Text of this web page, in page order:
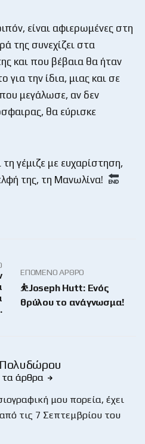
είναι αφιερωμένες στη
της συνεχίζει στα
και που βέβαια θα ήταν
για την ίδια, μιας και σε
μεγάλωσε, αν δεν
θα εύρισκε
γέμιζε με ευχαρίστηση,
της, τη Μανωλίνα!
ΕΠΌΜΕΝΟ ΆΡΘΡΟ
⛹️Joseph Hutt: Ενός
θρύλου το ανάγνωσμα!
τα άρθρα
μου πορεία, έχει
από τις 7 Σεπτεμβρίου του